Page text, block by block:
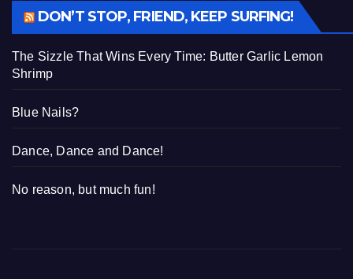
DON’T STOP, FRIEND, KEEP SURFING!
The Sizzle That Wins Every Time: Butter Garlic Lemon
Shrimp
Blue Nails?
Dance, Dance and Dance!
No reason, but much fun!